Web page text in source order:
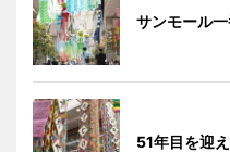
サンモール
51年目を迎